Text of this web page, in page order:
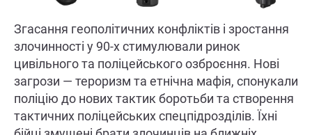
Згасання геополітичних конфліктів і зростання
злочинності у 90-х стимулювали ринок
цивільного та поліцейського озброєння. Нові
загрози — тероризм та етнічна мафія, спонукали
поліцію до нових тактик боротьби та створення
тактичних поліцейських спецпідрозділів. Їхні